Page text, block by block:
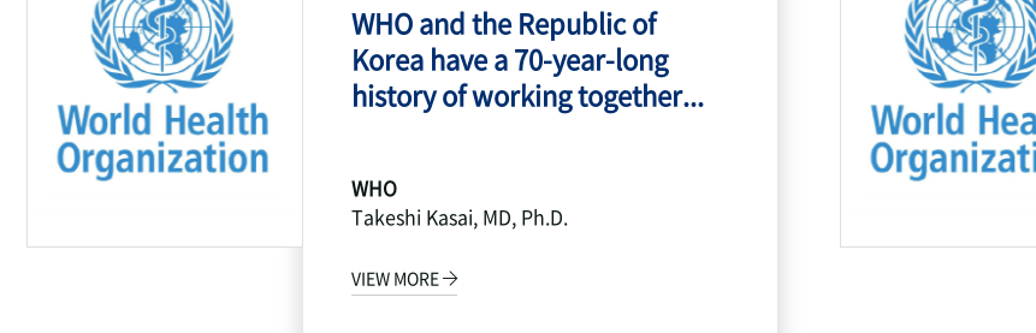
WHO and the Republic of
Korea have a 70-year-long
history of working together...
WHO
Takeshi Kasai, MD, Ph.D.
VIEW MORE